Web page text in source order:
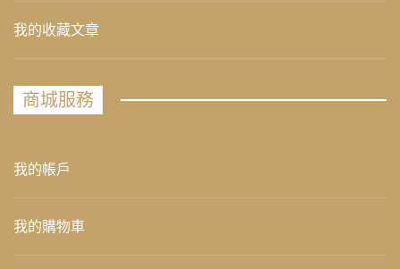
我的收藏文章
商城服務
我的帳戶
我的購物車